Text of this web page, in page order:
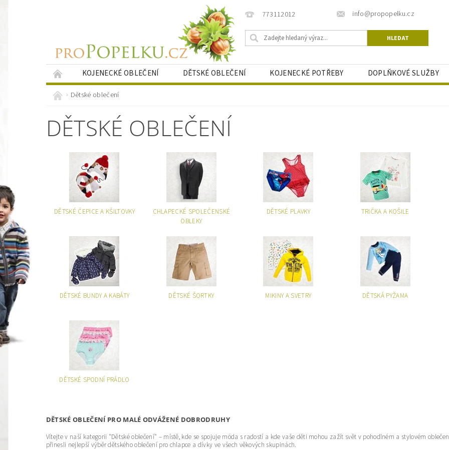
773112012 info@propopelku.cz
KOJENECKÉ OBLEČENÍ DĚTSKÉ OBLEČENÍ KOJENECKÉ POTŘEBY
DOPLŇKOVÉ SLUŽBY
KRESLENÉ PORTRÉTY
Dětské oblečení
DĚTSKÉ OBLEČENÍ
DĚTSKÉ ČEPICE A KŠILTOVKY
CHLAPECKÉ SPOLEČENSKÉ
OBLEKY
DĚTSKÉ PLAVKY TRIČKA A KOŠILE
DĚTSKÉ BUNDY A KABÁTY DĚTSKÉ ŠORTKY MIKINY A SVETRY DĚTSKÁ PYŽAMA
DĚTSKÉ SPODNÍ PRÁDLO
DĚTSKÉ OBLEČENÍ PRO MALÉ ODVÁŽENÉ DOBRODRUHY
Vítejte v naší kategorii "Dětské oblečení" – místě, kde se spojuje móda s radostí a kde vaše děti mohou zažít svět v pohodlném a stylovém
přinesli nejlepší výběr dětského oblečení pro chlapce a dívky ve všech věkových skupinách.